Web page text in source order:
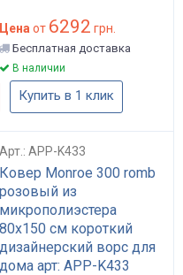
Цена от 6292 грн.
Бесплатная доставка
В наличии
Купить в 1 клик
Арт.: APP-K433
Ковер Monroe 300 romb
розовый из
микрополиэстера
80x150 см короткий
дизайнерский ворс для
дома арт: APP-K433